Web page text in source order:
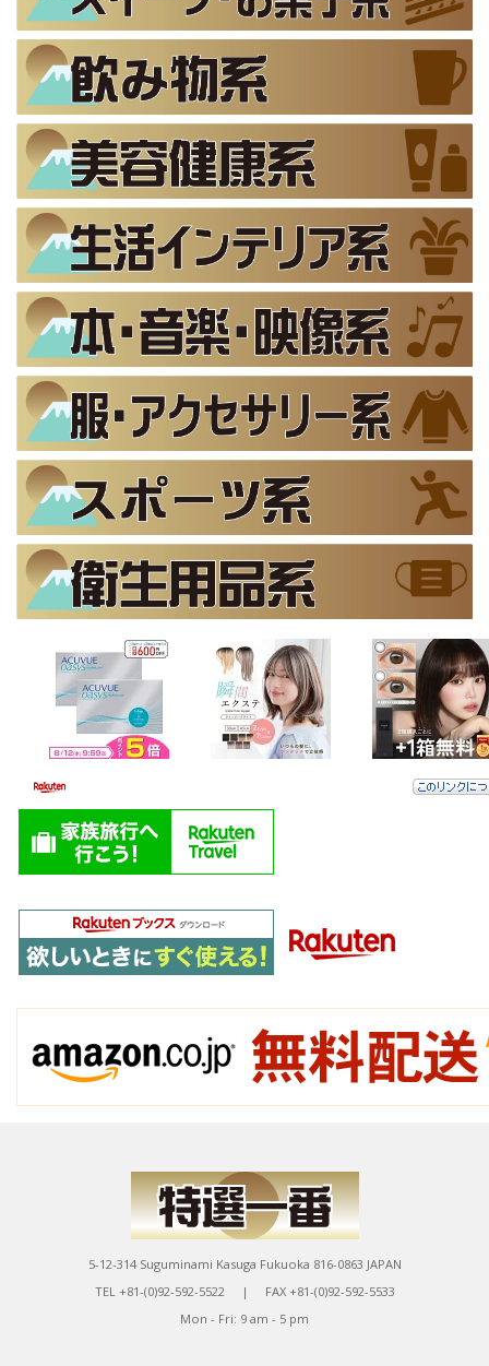
5-12-314 Suguminami Kasuga Fukuoka 816-0863 JAPAN
TEL +81-(0)92-592-5522 | FAX +81-(0)92-592-5533
Mon - Fri: 9 am - 5 pm